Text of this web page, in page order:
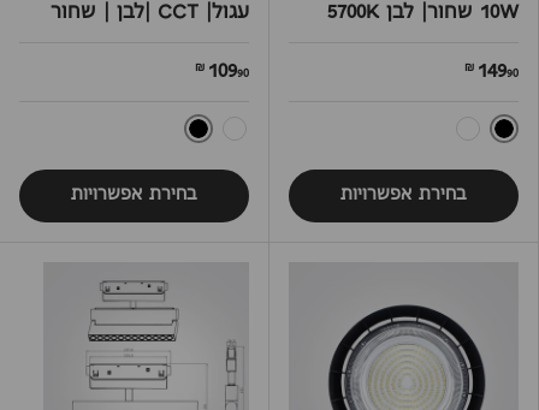
10W שחור| לבן 5700K
14990 ₪
בחירת אפשרויות
עגול| CCT |לבן | שחור
10990 ₪
בחירת אפשרויות